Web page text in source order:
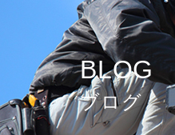
BLOG
ブログ